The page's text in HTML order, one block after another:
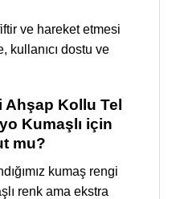
ve hareket etmesi
kullanıcı dostu ve
Kollu Tel
Kumaşlı için
mu?
kumaş rengi
renk ama ekstra